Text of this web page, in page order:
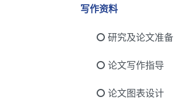
写作资料
研究及论文准备
论文写作指导
论文图表设计